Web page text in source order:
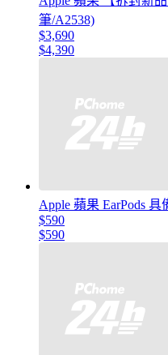
筆/A2538)
$3,690
$4,390
Apple 蘋果 EarPods
$590
$590